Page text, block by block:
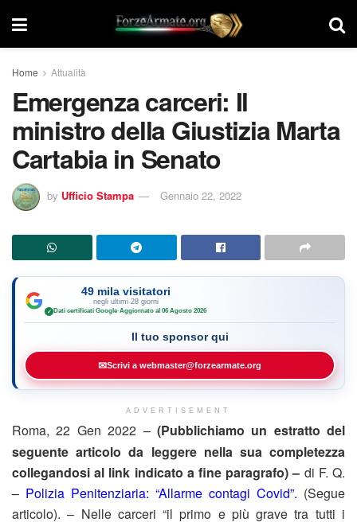
Home Attualità
Emergenza carceri: Il
ministro della Giustizia Marta
Cartabia in Senato
by Ufficio Stampa Gennaio 22, 2022
49 mila visitatori
negli ultimi 28 giorni
✓ Dati certificati Google·Aggiornato al 06 Agosto 2026
Il tuo sponsor qui
✉Scrivi a webmaster@forzearmate.org
ADVERTISEMENT
Roma, 22 Gen 2022 – (Pubblichiamo un estratto del
seguente articolo da leggere nella sua completezza
collegandosi al link indicato a fine paragrafo) – di F. Q.
– Polizia Penitenziaria: “Allarme contagi Covid”. (Segue
articolo). – Nelle carceri “il primo e più grave tra tutti i